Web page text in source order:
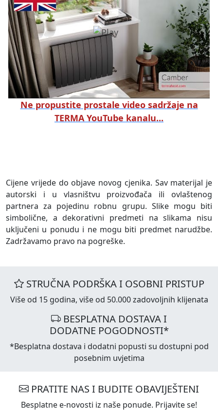
Ne propustite prostale video sadržaje na
TERMA YouTube kanalu...
Cijene vrijede do objave novog cjenika. Sav materijal je
autorski i u vlasništvu proizvođača ili ovlaštenog
partnera za pojedinu robnu grupu. Slike mogu biti
simbolične, a dekorativni predmeti na slikama nisu
uključeni u ponudu i ne mogu biti predmet narudžbe.
Zadržavamo pravo na pogreške.
STRUČNA PODRŠKA I OSOBNI PRISTUP
Više od 15 godina, više od 50.000 zadovoljnih klijenata
BESPLATNA DOSTAVA I
DODATNE POGODNOSTI*
*Besplatna dostava i dodatni popusti su dostupni pod
posebnim uvjetima
PRATITE NAS I BUDITE OBAVIJEŠTENI
Besplatne e-novosti iz naše ponude. Prijavite se!